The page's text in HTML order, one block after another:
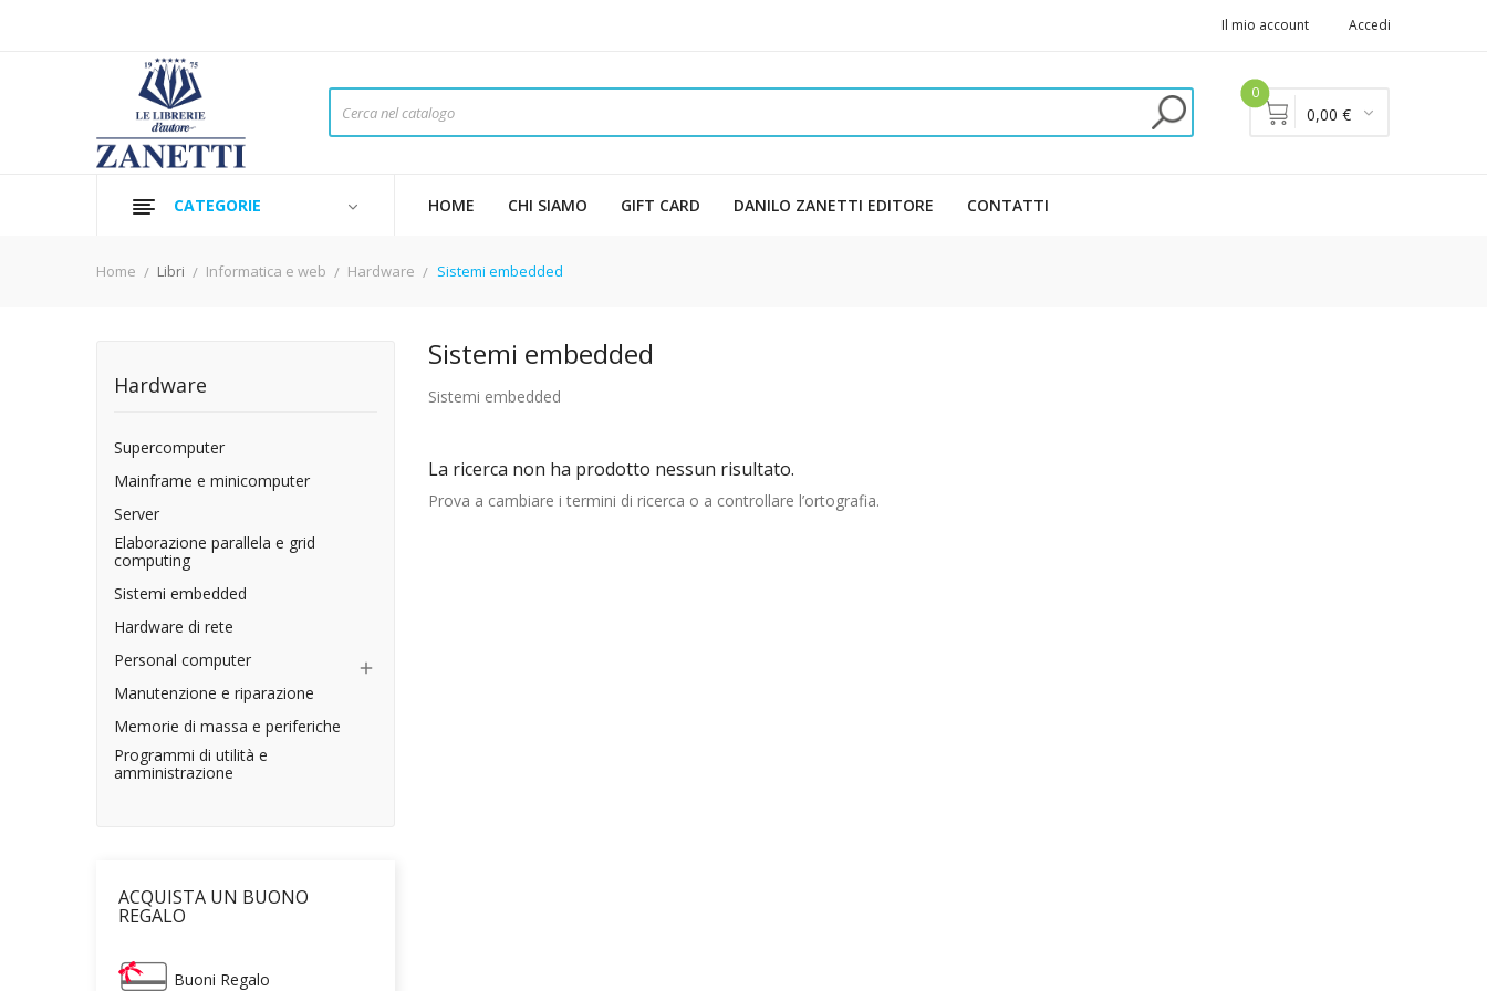
Il mio account Accedi
0
0,00 €
CATEGORIE HOME CHI SIAMO GIFT CARD DANILO ZANETTI EDITORE CONTATTI
Home Libri Informatica e web Hardware Sistemi embedded
Hardware
Supercomputer
Mainframe e minicomputer
Server
Elaborazione parallela e grid
computing
Sistemi embedded
Hardware di rete
Personal computer

Manutenzione e riparazione
Memorie di massa e periferiche
Programmi di utilità e
amministrazione
ACQUISTA UN BUONO
REGALO
Buoni Regalo
Sistemi embedded
Sistemi embedded
La ricerca non ha prodotto nessun risultato.
Prova a cambiare i termini di ricerca o a controllare l’ortografia.